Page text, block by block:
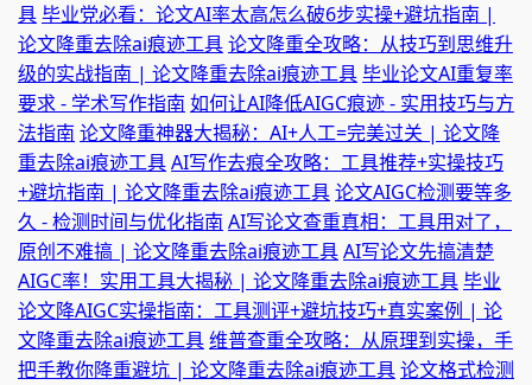
具毕业党必看：论文AI率太高怎么破6步实操+避坑指南 |
论文降重去除ai痕迹工具论文降重全攻略：从技巧到思维升
级的实战指南 | 论文降重去除ai痕迹工具毕业论文AI重复率
要求 - 学术写作指南 如何让AI降低AIGC痕迹 - 实用技巧与方
法指南 论文降重神器大揭秘：AI+人工=完美过关 | 论文降
重去除ai痕迹工具AI写作去痕全攻略：工具推荐+实操技巧
+避坑指南 | 论文降重去除ai痕迹工具论文AIGC检测要等多
久 - 检测时间与优化指南 AI写论文查重真相：工具用对了，
原创不难搞 | 论文降重去除ai痕迹工具AI写论文先搞清楚
AIGC率！实用工具大揭秘 | 论文降重去除ai痕迹工具毕业
论文降AIGC实操指南：工具测评+避坑技巧+真实案例 | 论
文降重去除ai痕迹工具维普查重全攻略：从原理到实操，手
把手教你降重避坑 | 论文降重去除ai痕迹工具论文格式检测